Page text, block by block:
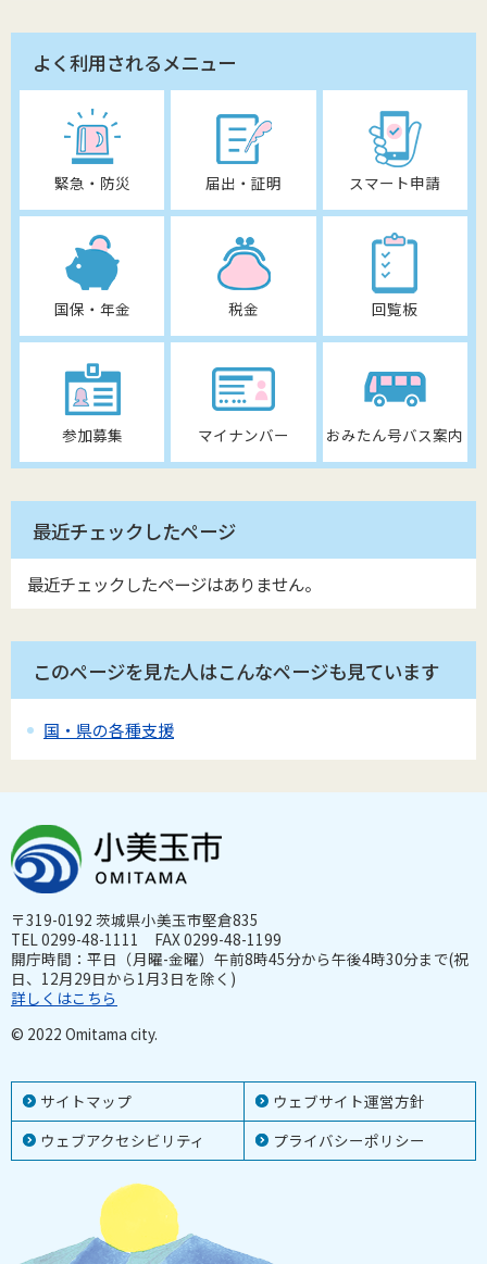
よく利用されるメニュー
緊急・防災 届出・証明 スマート申請
国保・年金 税金 回覧板
参加募集 マイナンバー おみたん号バス案内
最近チェックしたページ
最近チェックしたページはありません。
このページを見た人はこんなページも見ています
国・県の各種支援
サイトマップ
ウェブサイト運営方針
ウェブアクセシビリティ
プライバシーポリシー
〒319-0192 茨城県小美玉市堅倉835
TEL 0299-48-1111 FAX 0299-48-1199
開庁時間：平日（月曜-金曜）午前8時45分から午後4時30分まで(祝
日、12月29日から1月3日を除く)
詳しくはこちら
© 2022 Omitama city.